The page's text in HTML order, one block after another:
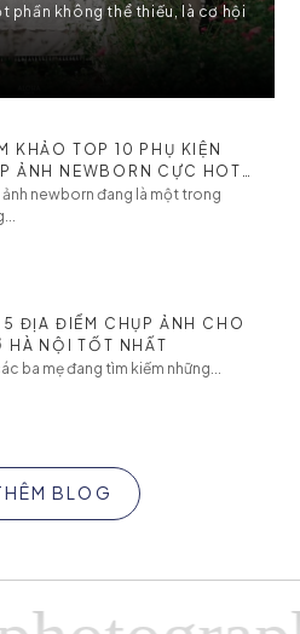
phần không thể thiếu, là cơ hội
KHẢO TOP 10 PHỤ KIỆN
ẢNH NEWBORN CỰC HOT
BÉ
ảnh newborn đang là một trong
5 ĐỊA ĐIỂM CHỤP ẢNH CHO
HÀ NỘI TỐT NHẤT
ba mẹ đang tìm kiếm những...
BLOG